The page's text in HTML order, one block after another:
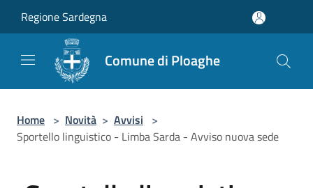
Regione Sardegna
Comune di Ploaghe
Home > Novità > Avvisi >
Sportello linguistico - Limba Sarda - Avviso nuova sede